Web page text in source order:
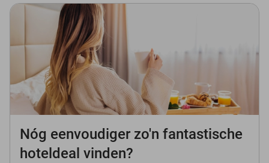
Nóg eenvoudiger zo'n fantastische
hoteldeal vinden?